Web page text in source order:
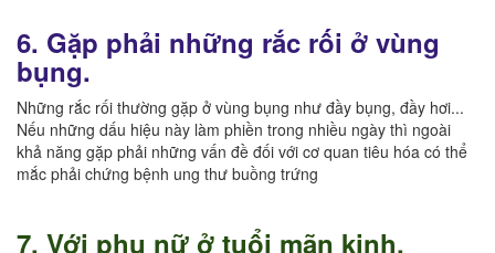
6. Gặp phải những rắc rối ở vùng
bụng.
Những rắc rối thường gặp ở vùng bụng như đầy bụng, đầy hơi...
Nếu những dấu hiệu này làm phiền trong nhiều ngày thì ngoài
khả năng gặp phải những vấn đề đối với cơ quan tiêu hóa có thể
mắc phải chứng bệnh ung thư buồng trứng
7. Với phụ nữ ở tuổi mãn kinh.